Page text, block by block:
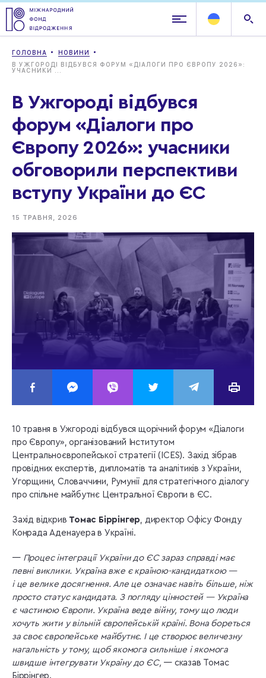
ГОЛОВНА
НОВИНИ
В УЖГОРОДІ ВІДБУВСЯ ФОРУМ «ДІАЛОГИ ПРО ЄВРОПУ 2026»:
УЧАСНИКИ ...
В Ужгороді відбувся
форум «Діалоги про
Європу 2026»: учасники
обговорили перспективи
вступу України до ЄС
15 ТРАВНЯ, 2026
10 травня в Ужгороді відбувся щорічний форум «Діалоги
про Європу», організований Інститутом
Центральноєвропейської стратегії (ICES). Захід зібрав
провідних експертів, дипломатів та аналітиків з України,
Угорщини, Словаччини, Румунії для стратегічного діалогу
про спільне майбутнє Центральної Європи в ЄС.
Захід відкрив Томас Біррінгер , директор Офісу Фонду
Конрада Аденауера в Україні.
— Процес інтеграції України до ЄС зараз справді має
певні виклики. Україна вже є країною-кандидаткою —
і це велике досягнення. Але це означає навіть більше, ніж
просто статус кандидата. З погляду цінностей — Україна
є частиною Європи. Україна веде війну, тому що люди
хочуть жити у вільній європейській країні. Вона бореться
за своє європейське майбутнє. І це створює величезну
нагальність у тому, щоб якомога сильніше і якомога
швидше інтегрувати Україну до ЄС, — сказав Томас
Біррінгер.